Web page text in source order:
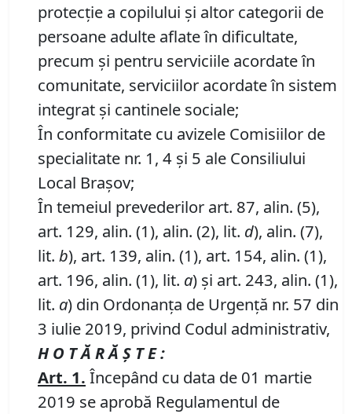
protecţie a copilului şi altor categorii de
persoane adulte aflate în dificultate,
precum şi pentru serviciile acordate în
comunitate, serviciilor acordate în sistem
integrat şi cantinele sociale;
În conformitate cu avizele Comisiilor de
specialitate nr. 1, 4 și 5 ale Consiliului
Local Brașov;
În temeiul prevederilor art. 87, alin. (5),
art. 129, alin. (1), alin. (2), lit. d), alin. (7),
lit. b), art. 139, alin. (1), art. 154, alin. (1),
art. 196, alin. (1), lit. a) și art. 243, alin. (1),
lit. a) din Ordonanța de Urgență nr. 57 din
3 iulie 2019, privind Codul administrativ,
H O T Ă R Ă Ş T E :
Art. 1. Începând cu data de 01 martie
2019 se aprobă Regulamentul de